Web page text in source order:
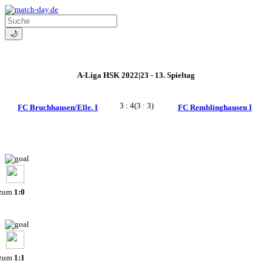
🌙
A-Liga HSK 2022|23 - 13. Spieltag
FC Bruchhausen/Elle. I 3 : 4(3 : 3) FC Remblinghausen I
1:0
1:1